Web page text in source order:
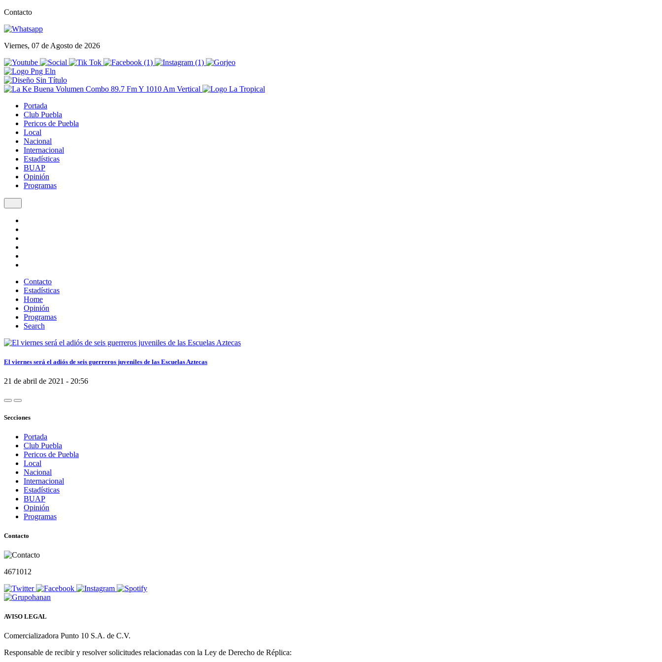
Contacto
Viernes, 07 de Agosto de 2026
Portada
Club Puebla
Pericos de Puebla
Local
Nacional
Internacional
Estadísticas
BUAP
Opinión
Programas
Contacto
Estadísticas
Home
Opinión
Programas
Search
El viernes será el adiós de seis guerreros juveniles de las Escuelas Aztecas
21 de abril de 2021 - 20:56
Secciones
Portada
Club Puebla
Pericos de Puebla
Local
Nacional
Internacional
Estadísticas
BUAP
Opinión
Programas
Contacto
4671012
AVISO LEGAL
Comercializadora Punto 10 S.A. de C.V.
Responsable de recibir y resolver solicitudes relacionadas con la Ley de Derecho de Réplica: